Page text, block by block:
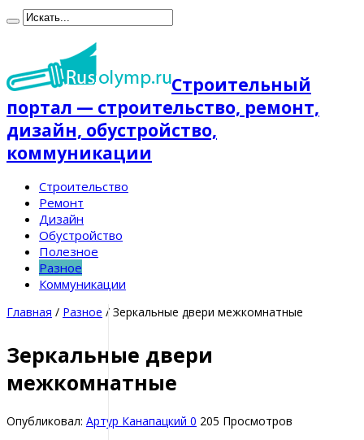
Строительный
портал — строительство, ремонт,
дизайн, обустройство,
коммуникации
Строительство
Ремонт
Дизайн
Обустройство
Полезное
Разное
Коммуникации
Главная / Разное / Зеркальные двери межкомнатные
Зеркальные двери
межкомнатные
Опубликовал: Артур Канапацкий 0 205 Просмотров